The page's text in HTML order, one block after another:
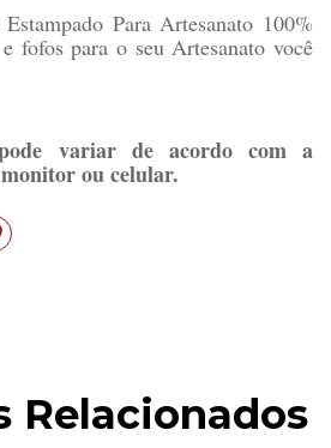
Para Artesanato 100%
fofos para o seu Artesanato você
variar de acordo com a
ou celular.
Relacionados